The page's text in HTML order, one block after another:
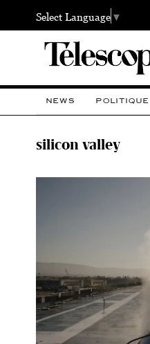
Select Language▼
NEWS POLITIQUE
silicon valley